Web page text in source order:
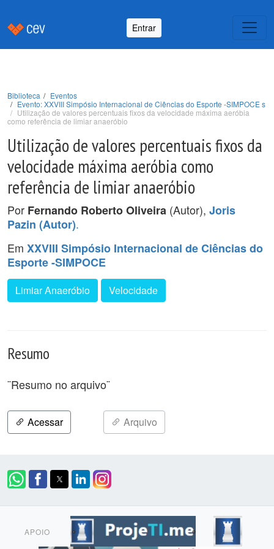
Entrar
Biblioteca
Eventos
Evento: XXVIII Simpósio Internacional de Ciências do Esporte -SIMPOCE s
Utilização de valores percentuais fixos da velocidade máxima aeróbia
como referência de limiar anaeróbio
Utilização de valores percentuais fixos da
velocidade máxima aeróbia como
referência de limiar anaeróbio
Por Fernando Roberto Oliveira (Autor), Joris
Pazin (Autor).
Em XXVIII Simpósio Internacional de Ciências do
Esporte -SIMPOCE
Limiar Anaeróbio Velocidade
Resumo
¨Resumo no arquivo¨
Acessar Arquivo
APOIO